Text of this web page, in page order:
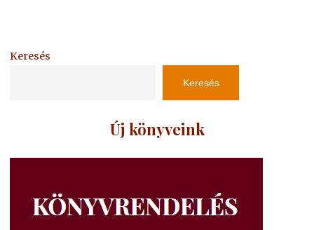
Keresés
Keresés
Új könyveink